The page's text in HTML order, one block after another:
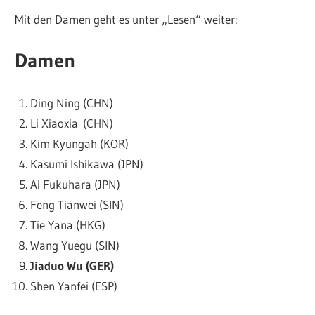
Mit den Damen geht es unter „Lesen“ weiter:
Damen
Ding Ning (CHN)
Li Xiaoxia (CHN)
Kim Kyungah (KOR)
Kasumi Ishikawa (JPN)
Ai Fukuhara (JPN)
Feng Tianwei (SIN)
Tie Yana (HKG)
Wang Yuegu (SIN)
Jiaduo Wu (GER)
Shen Yanfei (ESP)